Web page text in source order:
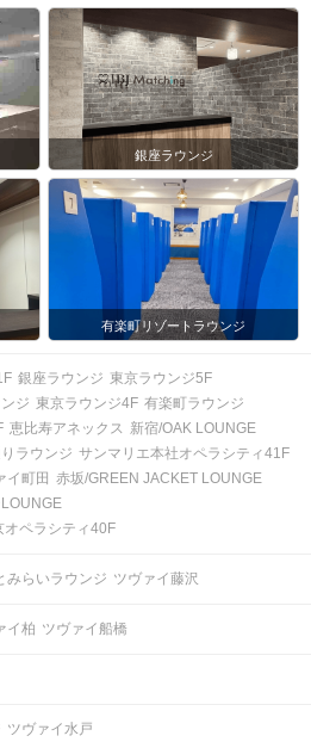
銀座ラウンジ
有楽町リゾートラウンジ
銀座ラウンジ 東京ラウンジ5F
ジ 東京ラウンジ4F 有楽町ラウンジ
恵比寿アネックス 新宿/OAK LOUNGE
ラウンジ サンマリエ本社オペラシティ41F
イ町田 赤坂/GREEN JACKET LOUNGE
オペラシティ40F
みらいラウンジ ツヴァイ藤沢
イ柏 ツヴァイ船橋
ツヴァイ水戸